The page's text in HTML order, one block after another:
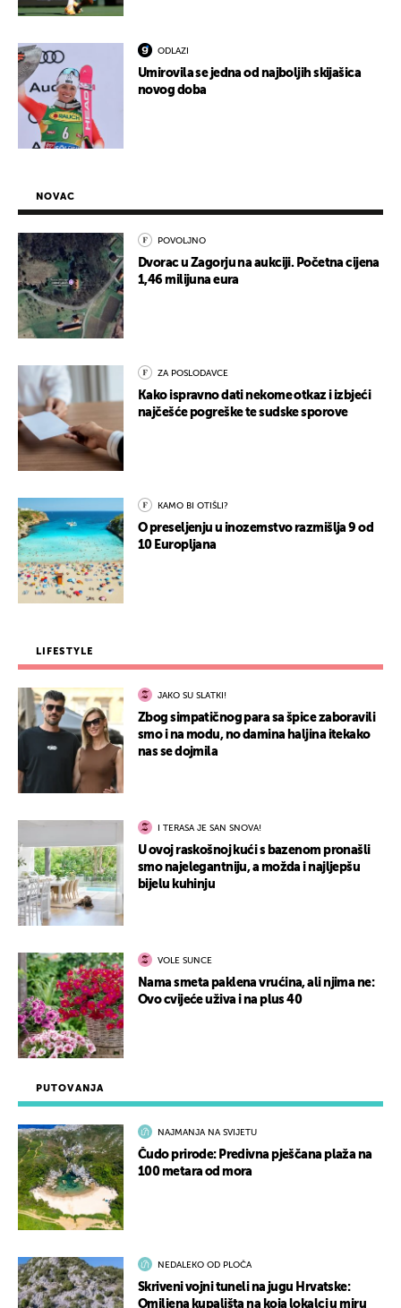
ODLAZI
Umirovila se jedna od najboljih skijašica
novog doba
PUTOVANJA
NAJMANJA NA SVIJETU
Čudo prirode: Predivna pješčana plaža na
100 metara od mora
NEDALEKO OD PLOČA
Skriveni vojni tuneli na jugu Hrvatske:
Omiljena kupališta na koja lokalci u miru
NOVAC
POVOLJNO
Dvorac u Zagorju na aukciji. Početna cijena
1,46 milijuna eura
ZA POSLODAVCE
Kako ispravno dati nekome otkaz i izbjeći
najčešće pogreške te sudske sporove
KAMO BI OTIŠLI?
O preseljenju u inozemstvo razmišlja 9 od
10 Europljana
LIFESTYLE
JAKO SU SLATKI!
Zbog simpatičnog para sa špice zaboravili
smo i na modu, no damina haljina itekako
nas se dojmila
I TERASA JE SAN SNOVA!
U ovoj raskošnoj kući s bazenom pronašli
smo najelegantniju, a možda i najljepšu
bijelu kuhinju
VOLE SUNCE
Nama smeta paklena vrućina, ali njima ne:
Ovo cvijeće uživa i na plus 40